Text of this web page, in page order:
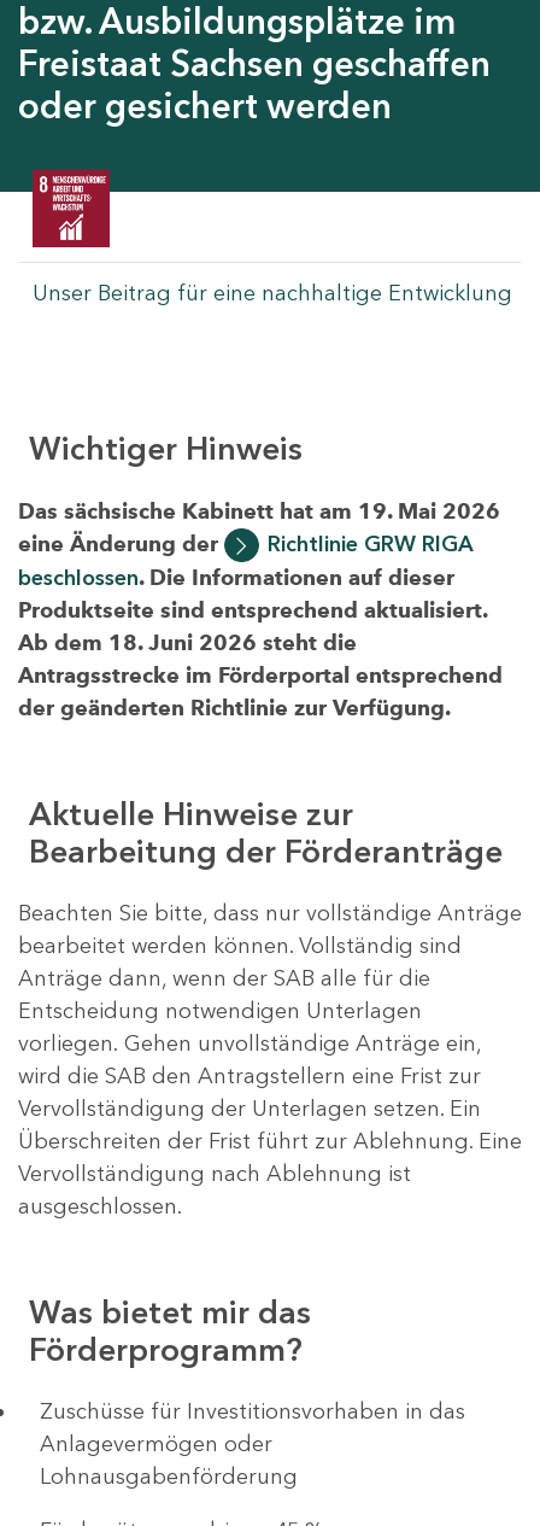
bzw. Ausbildungsplätze im
Freistaat Sachsen geschaffen
oder gesichert werden
Unser Beitrag für eine nachhaltige Entwicklung
Wichtiger Hinweis
Das sächsische Kabinett hat am 19. Mai 2026
eine Änderung der
Richtlinie GRW RIGA
beschlossen. Die Informationen auf dieser
Produktseite sind entsprechend aktualisiert.
Ab dem 18. Juni 2026 steht die
Antragsstrecke im Förderportal entsprechend
der geänderten Richtlinie zur Verfügung.
Aktuelle Hinweise zur
Bearbeitung der Förderanträge
Beachten Sie bitte, dass nur vollständige Anträge
bearbeitet werden können. Vollständig sind
Anträge dann, wenn der SAB alle für die
Entscheidung notwendigen Unterlagen
vorliegen. Gehen unvollständige Anträge ein,
wird die SAB den Antragstellern eine Frist zur
Vervollständigung der Unterlagen setzen. Ein
Überschreiten der Frist führt zur Ablehnung. Eine
Vervollständigung nach Ablehnung ist
ausgeschlossen.
Was bietet mir das
Förderprogramm?
​​​​​​Zuschüsse für Investitionsvorhaben in das
Anlagevermögen oder
Lohnausgabenförderung